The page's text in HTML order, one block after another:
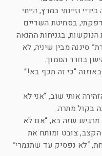
וזיינתי במרץ, הייתי
בסחיטת השדיים
בגניחות ההנאה
סיננה מבין שיניה, לא
בחדר הסמוך.
“כי זה תכף בא!”
אותי שוב, “אני לא
בקול מתרה.
מרגיש שזה בא, “אם לא
צובט ומותח את
“לא נפסיק עד שתגמרי”